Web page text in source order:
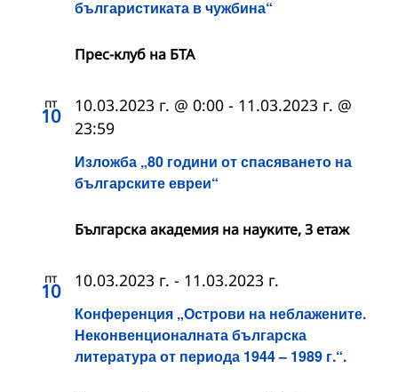
българистиката в чужбина“
Прес-клуб на БТА
пт
10
Изложба „80 години от спасяването на
българските евреи“
10.03.2023 г. @ 0:00 - 11.03.2023 г. @
23:59
Българска академия на науките, 3 етаж
пт
10
Конференция „Острови на неблажените.
Неконвенционалната българска
литература от периода 1944 – 1989 г.“.
10.03.2023 г. - 11.03.2023 г.